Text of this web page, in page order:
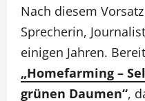
Nach diesem
Sprecherin,
einigen Jahren.
„Homefarming –
grünen Daumen“,